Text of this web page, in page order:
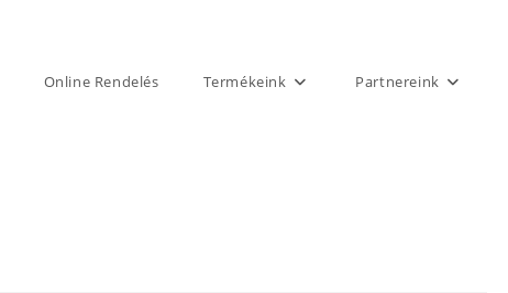
Online Rendelés Termékeink Partnereink